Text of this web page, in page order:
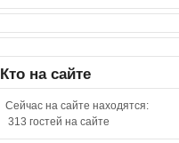
Кто на сайте
Сейчас на сайте находятся:
313 гостей на сайте